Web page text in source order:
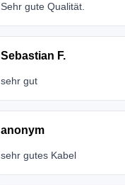
Sehr gute Qualität.
Sebastian F.
sehr gut
anonym
sehr gutes Kabel